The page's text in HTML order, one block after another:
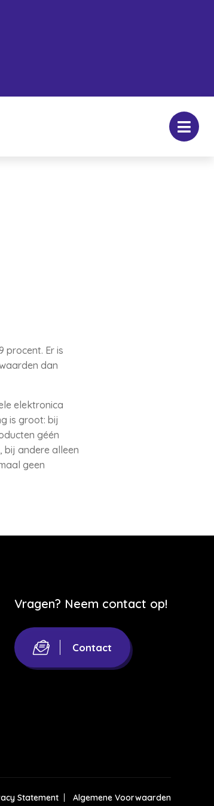
procent. Er is
dan
elektronica
is groot: bij
géén
bij andere alleen
geen
Vragen? Neem contact op!
Contact
Statement Algemene Voorwaarden